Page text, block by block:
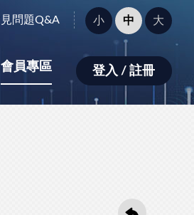
問題Q&A
字
型
小：
小 中 大
會員專區 登入 / 註冊